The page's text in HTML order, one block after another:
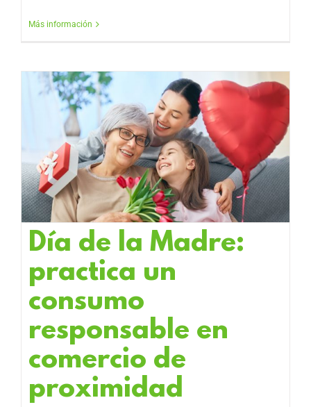
Más información
Día de la Madre:
practica un
consumo
responsable en
comercio de
proximidad